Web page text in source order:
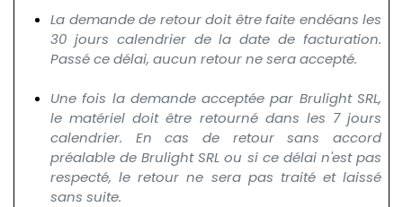
La demande de retour doit être faite endéans les
30 jours calendrier de la date de facturation.
Passé ce délai, aucun retour ne sera accepté.
Une fois la demande acceptée par Brulight SRL,
le matériel doit être retourné dans les 7 jours
calendrier. En cas de retour sans accord
préalable de Brulight SRL ou si ce délai n'est pas
respecté, le retour ne sera pas traité et laissé
sans suite.